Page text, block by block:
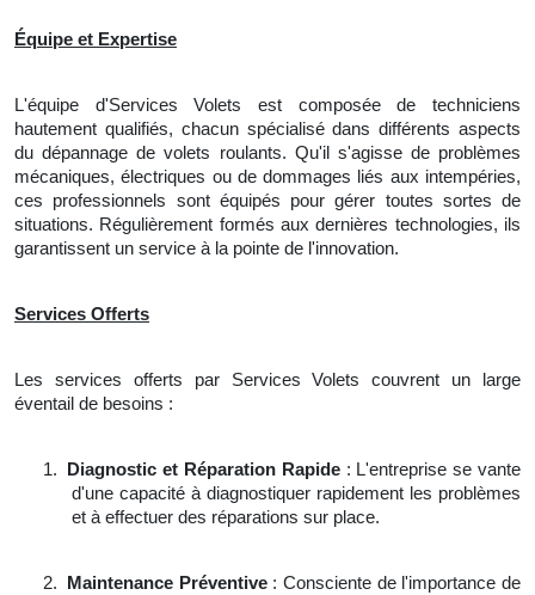
Équipe et Expertise
L'équipe d'Services Volets est composée de techniciens
hautement qualifiés, chacun spécialisé dans différents aspects
du dépannage de volets roulants. Qu'il s'agisse de problèmes
mécaniques, électriques ou de dommages liés aux intempéries,
ces professionnels sont équipés pour gérer toutes sortes de
situations. Régulièrement formés aux dernières technologies, ils
garantissent un service à la pointe de l'innovation.
Services Offerts
Les services offerts par Services Volets couvrent un large
éventail de besoins :
1. Diagnostic et Réparation Rapide: L'entreprise se vante
d'une capacité à diagnostiquer rapidement les problèmes
et à effectuer des réparations sur place.
2. Maintenance Préventive: Consciente de l'importance de